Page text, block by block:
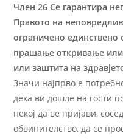
Член 26 Се гарантира
Правото на
ограничено единствено
прашање откривање
или заштита на
Значи најпрво е
дека ви дошле на гости
некој да ве пријави,
обвинителство, да се